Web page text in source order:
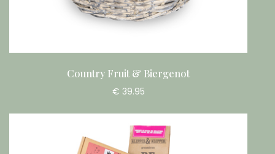
Country Fruit & Biergenot
€ 39.95